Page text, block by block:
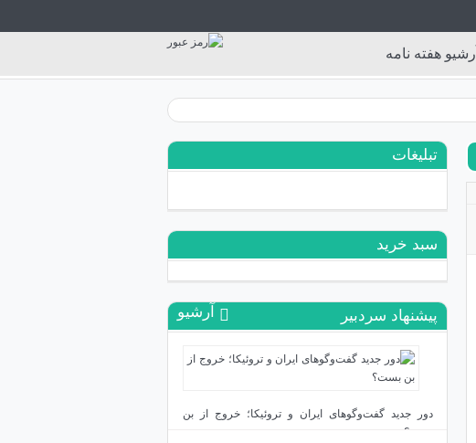
آرشیو هفته نامه
تبلیغات
سبد خرید
پیشنهاد سردبیر آرشیو
دور جدید گفت‌وگوهای ایران و تروئیکا؛ خروج از بن
بست؟